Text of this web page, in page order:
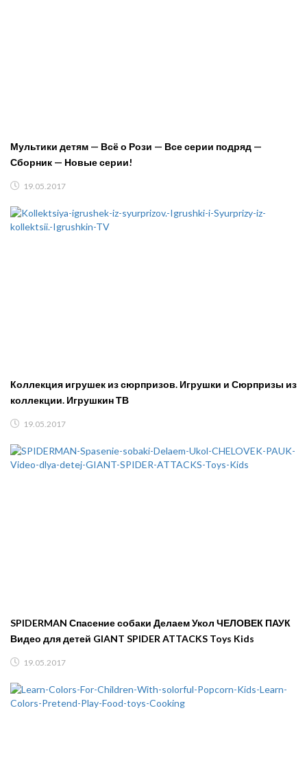
Мультики детям — Всё о Рози — Все серии подряд —
Сборник — Новые серии!
19.05.2017
Коллекция игрушек из сюрпризов. Игрушки и Сюрпризы из
коллекции. Игрушкин ТВ
19.05.2017
SPIDERMAN Спасение собаки Делаем Укол ЧЕЛОВЕК ПАУК
Видео для детей GIANT SPIDER ATTACKS Toys Kids
19.05.2017